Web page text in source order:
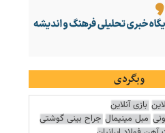
وبگردی
بازی آنلاین
مبل مینیمال جراح بینی گوشتی